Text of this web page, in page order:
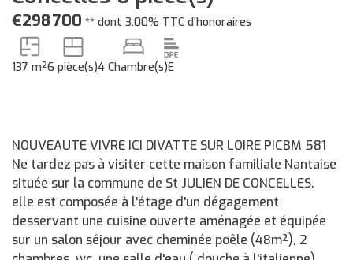
€298 700 ** dont 3.00% TTC d'honoraires
137 m²6 pièce(s)4 Chambre(s)E
NOUVEAUTE VIVRE ICI DIVATTE SUR LOIRE PICBM 581
Ne tardez pas à visiter cette maison familiale Nantaise
située sur la commune de St JULIEN DE CONCELLES.
elle est composée à l'étage d'un dégagement
desservant une cuisine ouverte aménagée et équipée
sur un salon séjour avec cheminée poêle (48m²), 2